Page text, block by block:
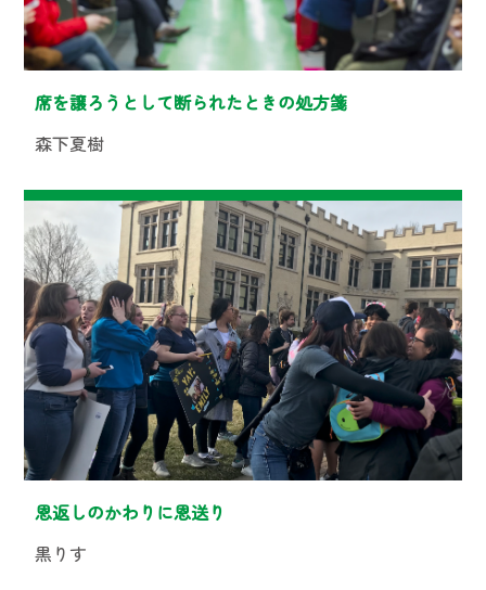
席を譲ろうとして断られたときの処方箋
森下夏樹
恩返しのかわりに恩送り
黒りす